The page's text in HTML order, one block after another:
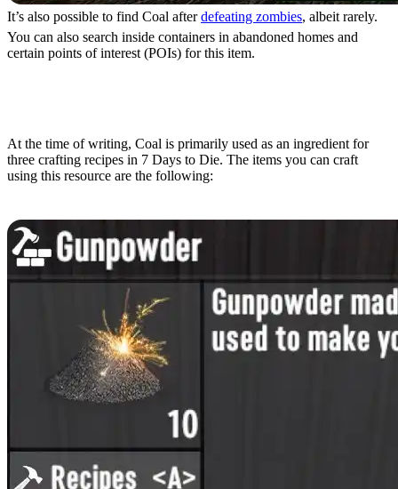
It’s also possible to find Coal afterdefeating zombies, albeit rarely.
You can also search inside containers in abandoned homes and
certain points of interest (POIs) for this item.
At the time of writing, Coal is primarily used as an ingredient for
three crafting recipes in 7 Days to Die. The items you can craft
using this resource are the following: